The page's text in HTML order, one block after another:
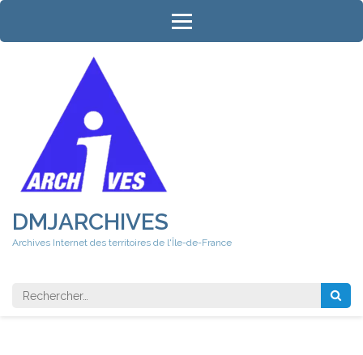
Aller
contenu
DMJARCHIVES
Archives Internet des territoires de l'Île-de-France
Rechercher